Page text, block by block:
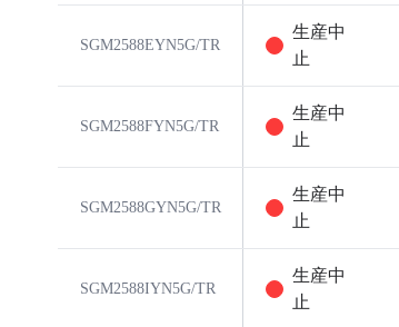
SGM2588EYN5G/TR
生産中
止
SGM2588FYN5G/TR
生産中
止
SGM2588GYN5G/TR
生産中
止
SGM2588IYN5G/TR
生産中
止